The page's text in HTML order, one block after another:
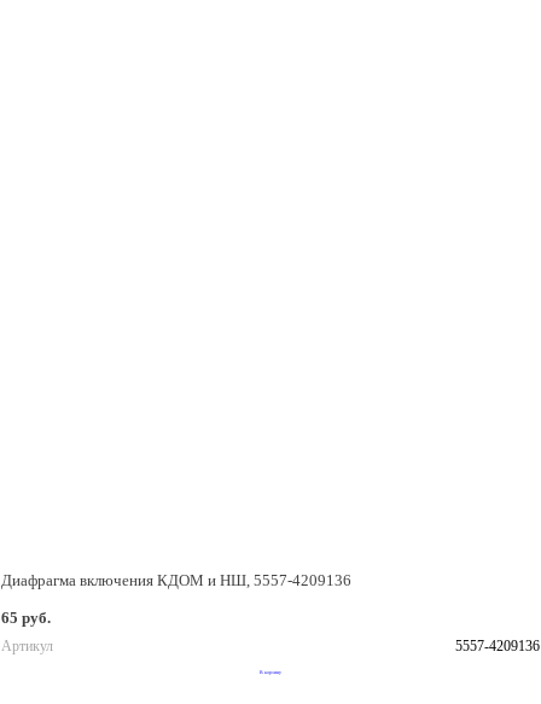
Диафрагма включения КДОМ и НШ, 5557-4209136
65 руб.
Артикул 5557-4209136
В корзину